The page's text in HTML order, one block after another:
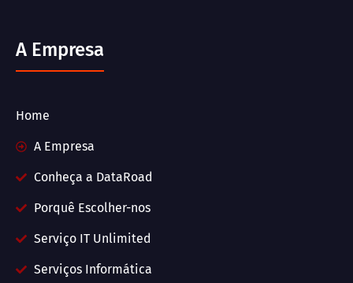
A Empresa
Home
A Empresa
Conheça a DataRoad
Porquê Escolher-nos
Serviço IT Unlimited
Serviços Informática